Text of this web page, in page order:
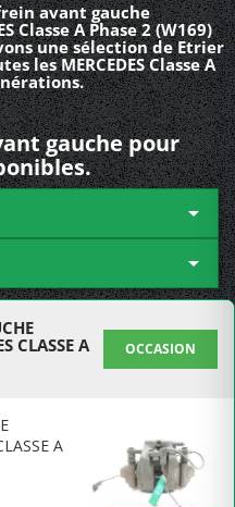
avant gauche
Classe A Phase 2 (W169)
une sélection de Etrier
les MERCEDES Classe A
gauche pour


CLASSE A
OCCASION
A